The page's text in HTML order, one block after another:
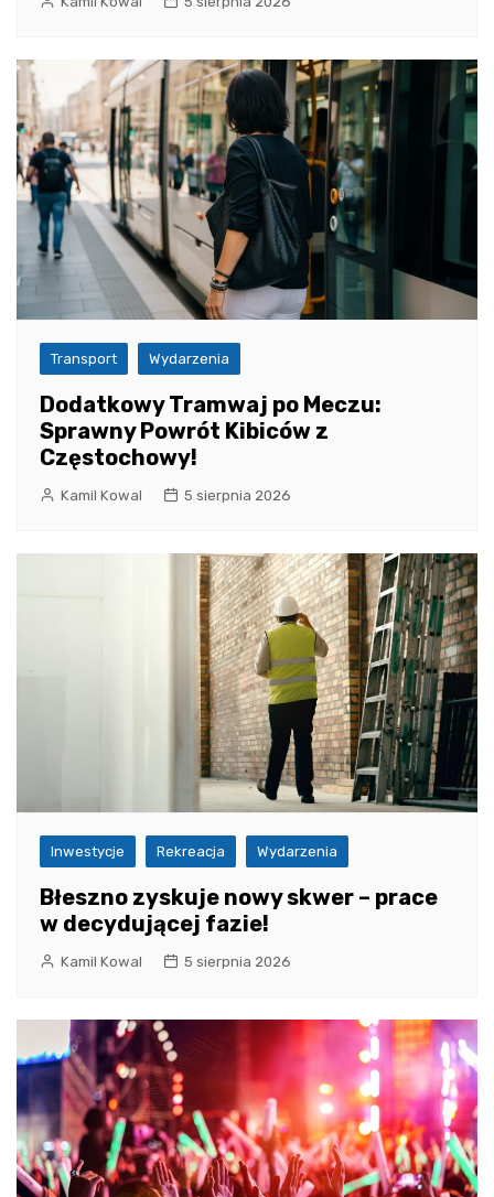
Transport Wydarzenia
Dodatkowy Tramwaj po Meczu:
Sprawny Powrót Kibiców z
Częstochowy!
Kamil Kowal 5 sierpnia 2026
Inwestycje Rekreacja Wydarzenia
Błeszno zyskuje nowy skwer – prace
w decydującej fazie!
Kamil Kowal 5 sierpnia 2026